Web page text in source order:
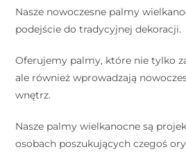
Nasze nowoczesne palmy
podejście do tradycyjnej dekoracji.
Oferujemy palmy, które nie tylko
ale również wprowadzają
wnętrz.
Nasze palmy wielkanocne są
osobach poszukujących czegoś